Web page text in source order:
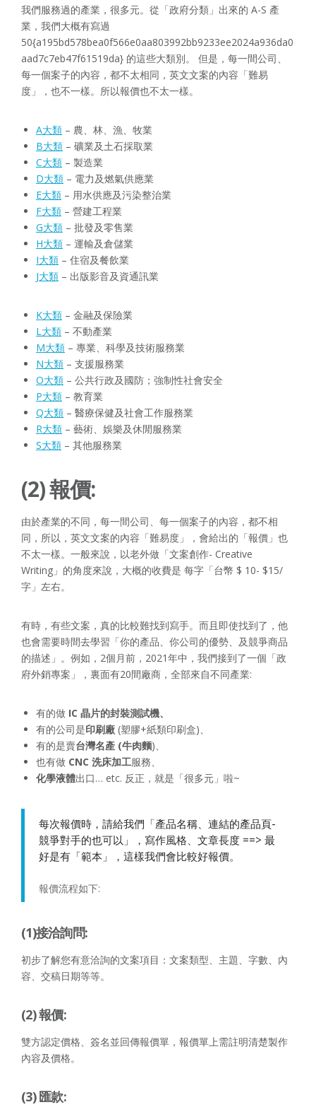
我們服務過的產業，很多元。從「政府分類」出來的 A-S 產
業，我們大概有寫過
50{a195bd578bea0f566e0aa803992bb9233ee2024a936da0
aad7c7eb47f61519da} 的這些大類別。 但是，每一間公司、
每一個案子的內容，都不太相同，英文文案的內容「難易
度」，也不一樣。所以報價也不太一樣。
A大類 – 農、林、漁、牧業
B大類 – 礦業及土石採取業
C大類 – 製造業
D大類 – 電力及燃氣供應業
E大類 – 用水供應及污染整治業
F大類 – 營建工程業
G大類 – 批發及零售業
H大類 – 運輸及倉儲業
I大類 – 住宿及餐飲業
J大類 – 出版影音及資通訊業
K大類 – 金融及保險業
L大類 – 不動產業
M大類 – 專業、科學及技術服務業
N大類 – 支援服務業
O大類 – 公共行政及國防；強制性社會安全
P大類 – 教育業
Q大類 – 醫療保健及社會工作服務業
R大類 – 藝術、娛樂及休閒服務業
S大類 – 其他服務業
(2) 報價:
由於產業的不同，每一間公司、每一個案子的內容，都不相
同，所以，英文文案的內容「難易度」，會給出的「報價」也
不太一樣。一般來說，以老外做「文案創作- Creative
Writing」的角度來說，大概的收費是 每字「台幣 $ 10- $15/
字」左右。
有時，有些文案，真的比較難找到寫手。而且即使找到了，他
也會需要時間去學習「你的產品、你公司的優勢、及競爭商品
的描述」。例如，2個月前，2021年中，我們接到了一個「政
府外銷專案」，裏面有20間廠商，全部來自不同產業:
有的做 IC 晶片的封裝測試機、
有的公司是印刷廠 (塑膠+紙類印刷盒)、
有的是賣台灣名產 (牛肉麵)、
也有做 CNC 洗床加工服務、
化學液體出口… etc. 反正，就是「很多元」啦~
每次報價時，請給我們「產品名稱、連結的產品頁-
競爭對手的也可以」，寫作風格、文章長度 ==> 最
好是有「範本」，這樣我們會比較好報價。
報價流程如下:
(1)接洽詢問:
初步了解您有意洽詢的文案項目：文案類型、主題、字數、內
容、交稿日期等等。
(2) 報價:
雙方認定價格、簽名並回傳報價單，報價單上需註明清楚製作
內容及價格。
(3) 匯款: